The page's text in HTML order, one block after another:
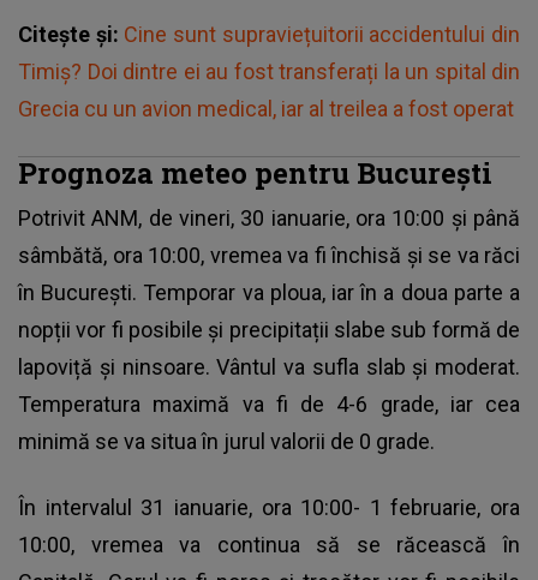
Citește și: Cine sunt supraviețuitorii accidentului din
Timiș? Doi dintre ei au fost transferați la un spital din
Grecia cu un avion medical, iar al treilea a fost operat
Prognoza meteo pentru București
Potrivit ANM, de vineri, 30 ianuarie, ora 10:00 și până
sâmbătă, ora 10:00, vremea va fi închisă și se va răci
în București. Temporar va ploua, iar în a doua parte a
nopții vor fi posibile și precipitații slabe sub formă de
lapoviță și ninsoare. Vântul va sufla slab și moderat.
Temperatura maximă va fi de 4-6 grade, iar cea
minimă se va situa în jurul valorii de 0 grade.
În intervalul 31 ianuarie, ora 10:00- 1 februarie, ora
10:00, vremea va continua să se răcească în